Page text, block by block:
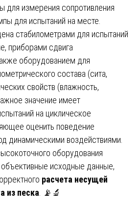
для измерения сопротивления
для испытаний на месте.
стабилометрами для испытаний
приборами сдвига
оборудованием для
состава (сита,
свойств (влажность,
значение имеет
на циклическое
оценить поведение
динамическими воздействиями.
оборудования
объективные исходные данные,
расчета несущей
из песка . 📡🔬